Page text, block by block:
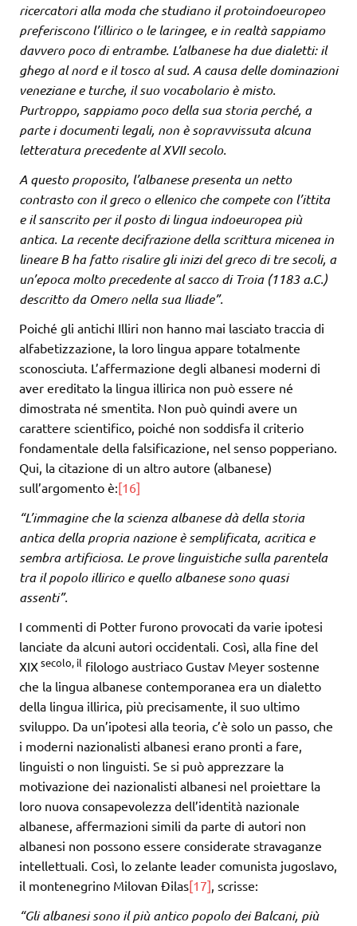
ricercatori alla moda che studiano il protoindoeuropeo
preferiscono l’illirico o le laringee, e in realtà sappiamo
davvero poco di entrambe. L’albanese ha due dialetti: il
ghego al nord e il tosco al sud. A causa delle dominazioni
veneziane e turche, il suo vocabolario è misto.
Purtroppo, sappiamo poco della sua storia perché, a
parte i documenti legali, non è sopravvissuta alcuna
letteratura precedente al XVII secolo.
A questo proposito, l’albanese presenta un netto
contrasto con il greco o ellenico che compete con l’ittita
e il sanscrito per il posto di lingua indoeuropea più
antica. La recente decifrazione della scrittura micenea in
lineare B ha fatto risalire gli inizi del greco di tre secoli, a
un’epoca molto precedente al sacco di Troia (1183 a.C.)
descritto da Omero nella sua Iliade”.
Poiché gli antichi Illiri non hanno mai lasciato traccia di
alfabetizzazione, la loro lingua appare totalmente
sconosciuta. L’affermazione degli albanesi moderni di
aver ereditato la lingua illirica non può essere né
dimostrata né smentita. Non può quindi avere un
carattere scientifico, poiché non soddisfa il criterio
fondamentale della falsificazione, nel senso popperiano.
Qui, la citazione di un altro autore (albanese)
sull’argomento è:[16]
“L’immagine che la scienza albanese dà della storia
antica della propria nazione è semplificata, acritica e
sembra artificiosa. Le prove linguistiche sulla parentela
tra il popolo illirico e quello albanese sono quasi
assenti”.
I commenti di Potter furono provocati da varie ipotesi
lanciate da alcuni autori occidentali. Così, alla fine del
XIXsecolo, il filologo austriaco Gustav Meyer sostenne
che la lingua albanese contemporanea era un dialetto
della lingua illirica, più precisamente, il suo ultimo
sviluppo. Da un’ipotesi alla teoria, c’è solo un passo, che
i moderni nazionalisti albanesi erano pronti a fare,
linguisti o non linguisti. Se si può apprezzare la
motivazione dei nazionalisti albanesi nel proiettare la
loro nuova consapevolezza dell’identità nazionale
albanese, affermazioni simili da parte di autori non
albanesi non possono essere considerate stravaganze
intellettuali. Così, lo zelante leader comunista jugoslavo,
il montenegrino Milovan Đilas[17], scrisse:
“Gli albanesi sono il più antico popolo dei Balcani, più